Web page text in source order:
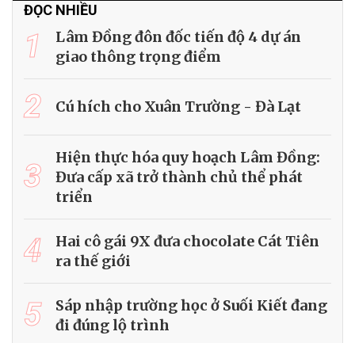
ĐỌC NHIỀU
1
Lâm Đồng đôn đốc tiến độ 4 dự án
giao thông trọng điểm
2 Cú hích cho Xuân Trường - Đà Lạt
3
Hiện thực hóa quy hoạch Lâm Đồng:
Đưa cấp xã trở thành chủ thể phát
triển
4
Hai cô gái 9X đưa chocolate Cát Tiên
ra thế giới
5
Sáp nhập trường học ở Suối Kiết đang
đi đúng lộ trình